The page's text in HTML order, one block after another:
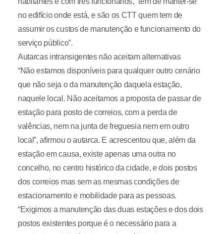
no edifício onde está, e são os CTT quem tem de
assumir os custos de manutenção e funcionamento do
serviço público”.
Autarcas intransigentes não aceitam alternativas
“Não estamos disponíveis para qualquer outro cenário
que não seja o da manutenção daquela estação,
naquele local. Não aceitamos a proposta de passar de
estação para posto de correios, com a perda de
valências, nem na junta de freguesia nem em outro
local”, afirmou o autarca. E acrescentou que, além da
estação em causa, existe apenas uma outra no
concelho, no centro histórico da cidade, e dois postos
dos correios mas sem as mesmas condições de
estacionamento e mobilidade para as pessoas.
“Exigimos a manutenção das duas estações e dos dois
postos existentes porque é o necessário para a